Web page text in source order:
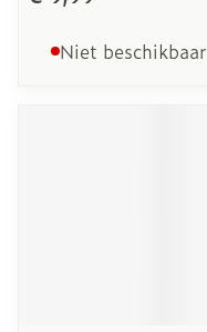
Niet beschikbaar